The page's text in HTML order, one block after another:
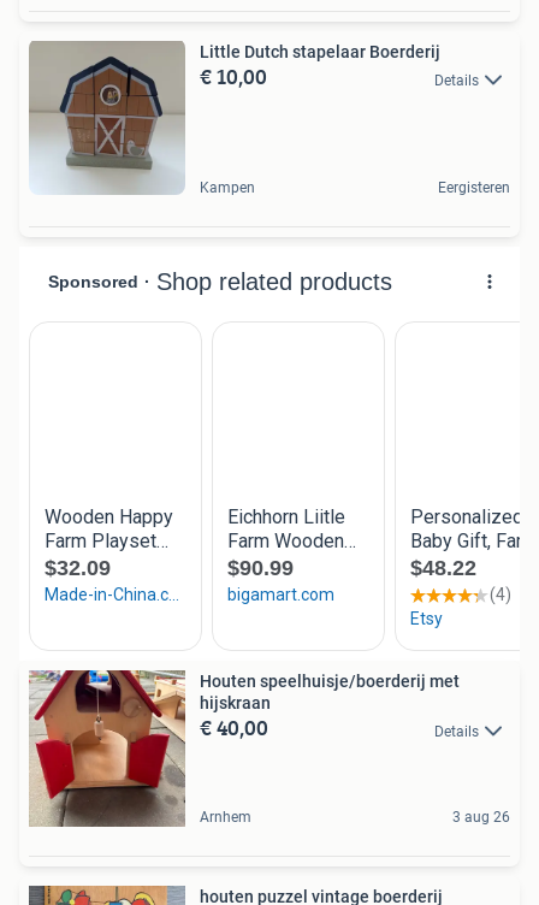
Little Dutch stapelaar Boerderij
€ 10,00 Details
Kampen Eergisteren
Houten speelhuisje/boerderij met
hijskraan
€ 40,00 Details
Arnhem 3 aug 26
houten puzzel vintage boerderij